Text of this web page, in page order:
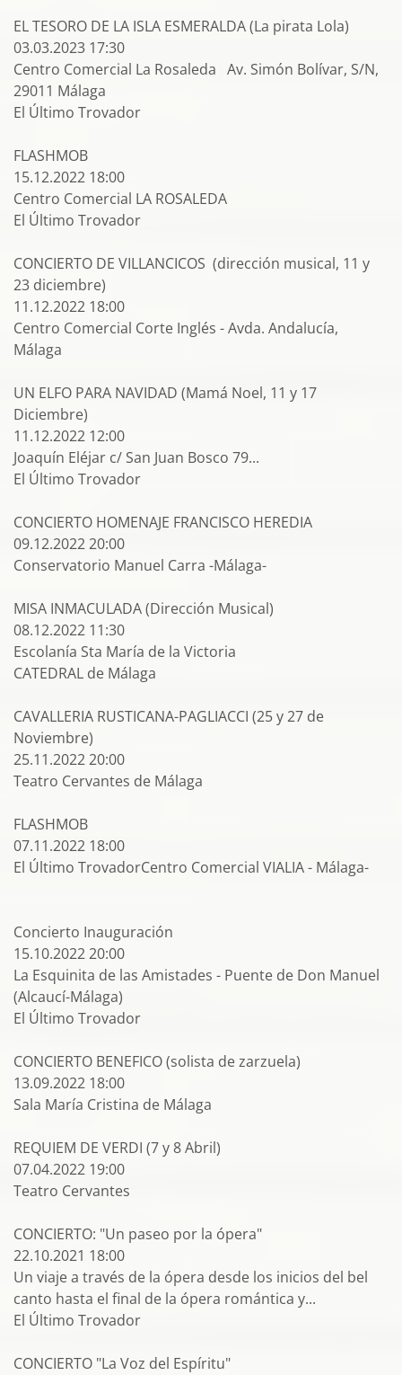
EL TESORO DE LA ISLA ESMERALDA (La pirata Lola)
03.03.2023 17:30
Centro Comercial La Rosaleda Av. Simón Bolívar, S/N,
29011 Málaga
El Último Trovador
FLASHMOB
15.12.2022 18:00
Centro Comercial LA ROSALEDA
El Último Trovador
CONCIERTO DE VILLANCICOS (dirección musical, 11 y
23 diciembre)
11.12.2022 18:00
Centro Comercial Corte Inglés - Avda. Andalucía,
Málaga
UN ELFO PARA NAVIDAD (Mamá Noel, 11 y 17
Diciembre)
11.12.2022 12:00
Joaquín Eléjar c/ San Juan Bosco 79...
El Último Trovador
CONCIERTO HOMENAJE FRANCISCO HEREDIA
09.12.2022 20:00
Conservatorio Manuel Carra -Málaga-
MISA INMACULADA (Dirección Musical)
08.12.2022 11:30
Escolanía Sta María de la Victoria
CATEDRAL de Málaga
CAVALLERIA RUSTICANA-PAGLIACCI (25 y 27 de
Noviembre)
25.11.2022 20:00
Teatro Cervantes de Málaga
FLASHMOB
07.11.2022 18:00
El Último TrovadorCentro Comercial VIALIA - Málaga-
Concierto Inauguración
15.10.2022 20:00
La Esquinita de las Amistades - Puente de Don Manuel
(Alcaucí-Málaga)
El Último Trovador
CONCIERTO BENEFICO (solista de zarzuela)
13.09.2022 18:00
Sala María Cristina de Málaga
REQUIEM DE VERDI (7 y 8 Abril)
07.04.2022 19:00
Teatro Cervantes
CONCIERTO: "Un paseo por la ópera"
22.10.2021 18:00
Un viaje a través de la ópera desde los inicios del bel
canto hasta el final de la ópera romántica y...
El Último Trovador
CONCIERTO "La Voz del Espíritu"